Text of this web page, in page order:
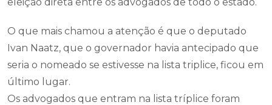
O que mais chamou a atenção é que o deputado
Ivan Naatz, que o governador havia antecipado que
seria o nomeado se estivesse na lista triplice, ficou em
último lugar.
Os advogados que entram na lista tríplice foram